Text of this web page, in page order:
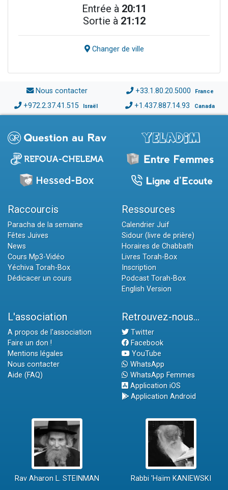
Entrée à 20:11
Sortie à 21:12
Changer de ville
Nous contacter +33.1.80.20.5000 France
+972.2.37.41.515 Israël +1.437.887.14.93 Canada
Raccourcis
Paracha de la semaine
Fêtes Juives
News
Cours Mp3-Vidéo
Yéchiva Torah-Box
Dédicacer un cours
Ressources
Calendrier Juif
Sidour (livre de prière)
Horaires de Chabbath
Livres Torah-Box
Inscription
Podcast Torah-Box
English Version
L'association
A propos de l'association
Faire un don !
Mentions légales
Nous contacter
Aide (FAQ)
Retrouvez-nous...
Twitter
Facebook
YouTube
WhatsApp
WhatsApp Femmes
Application iOS
Application Android
Rav Aharon L. STEINMAN Rabbi 'Haïm KANIEWSKI